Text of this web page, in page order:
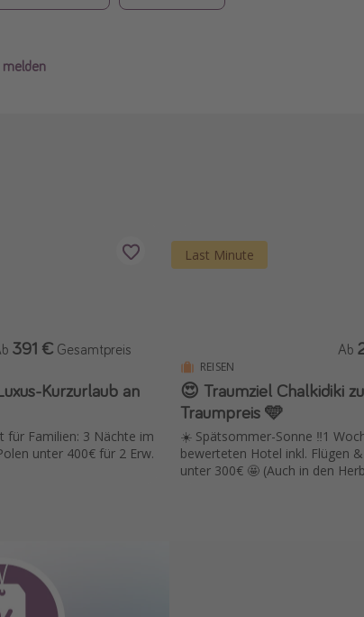
melden
Kurzurlaub an
für Familien: 3 Nächte im
unter 400€ für 2 Erw.
391 € Gesamtpreis
Last Minute
REISEN
😍 Traumziel Chalkidiki
Traumpreis 🩵
☀️ Spätsommer-Sonne ‼️1
bewerteten Hotel inkl. Flügen
unter 300€ 🤩 (Auch in den
Ab